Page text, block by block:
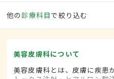
他の 診療科目で絞り込む
美容皮膚科について
美容皮膚科とは、皮膚に疾患